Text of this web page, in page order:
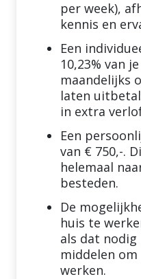
per week),
kennis en
Een
10,23% van
maandelijks
laten
in extra
Een
van € 750,-.
helemaal
besteden.
De
huis te
als dat nodig
middelen
werken.